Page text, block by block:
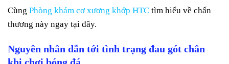
Cùng Phòng khám cơ xương khớp HTC tìm hiểu về chấn
thương này ngay tại đây.
Nguyên nhân dẫn tới tình trạng đau gót chân